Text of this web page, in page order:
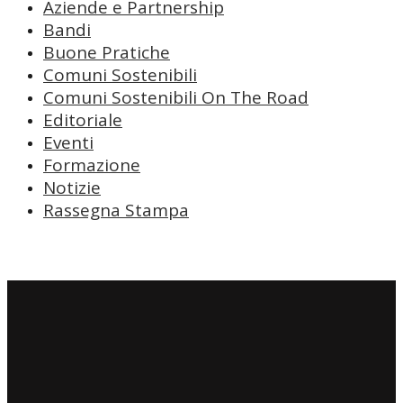
Aziende e Partnership
Bandi
Buone Pratiche
Comuni Sostenibili
Comuni Sostenibili On The Road
Editoriale
Eventi
Formazione
Notizie
Rassegna Stampa